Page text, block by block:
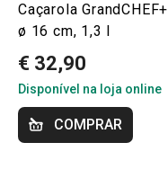
Caçarola GrandCHEF+
ø 16 cm, 1,3 l
€ 32,90
Disponível na loja online
COMPRAR